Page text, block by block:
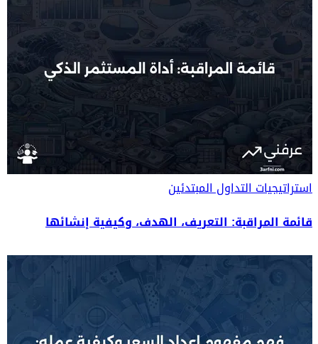
استراتيجيات التداولالمبتدئين
قائمة المراقبة: التعريف، الهدف، وكيفية إنشائها